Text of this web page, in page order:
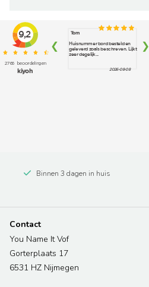
Binnen 3 dagen in huis
Contact
You Name It Vof
Gorterplaats 17
6531 HZ Nijmegen